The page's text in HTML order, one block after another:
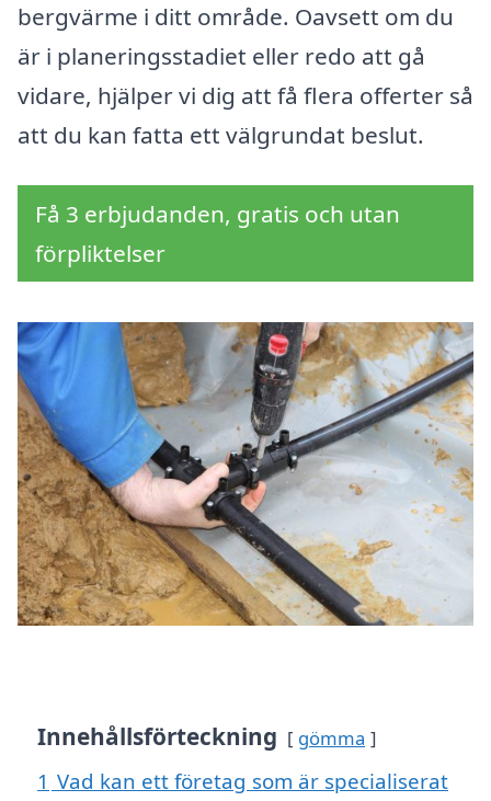
bergvärme i ditt område. Oavsett om du
är i planeringsstadiet eller redo att gå
vidare, hjälper vi dig att få flera offerter så
att du kan fatta ett välgrundat beslut.
Få 3 erbjudanden, gratis och utan
förpliktelser
Innehållsförteckning gömma
1 Vad kan ett företag som är specialiserat